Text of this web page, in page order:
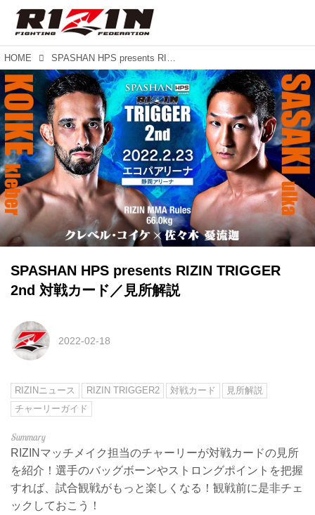
HOME SPASHAN HPS presents RIZIN TRIGGER 2nd 対戦カード／見所解説
SPASHAN HPS presents RIZIN TRIGGER
2nd 対戦カード／見所解説
2022-02-18
RIZINニュース RIZIN TRIGGER2 対戦カード
見所解説
チャーリーガイド
RIZINマッチメイク担当のチャーリーが対戦カードの見所
を紹介！選手のバッグボーンやストロングポイントを把握
すれば、試合観戦がもっと楽しくなる！観戦前に是非チェ
ックしておこう！